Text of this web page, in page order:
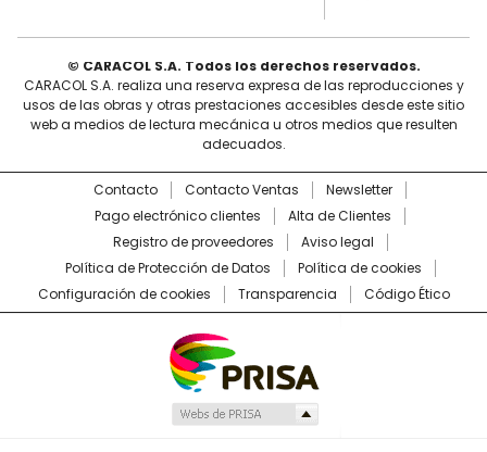
© CARACOL S.A. Todos los derechos reservados.
CARACOL S.A. realiza una reserva expresa de las reproducciones y
usos de las obras y otras prestaciones accesibles desde este sitio
web a medios de lectura mecánica u otros medios que resulten
adecuados.
Contacto Contacto Ventas
Newsletter
Pago electrónico clientes
Alta de Clientes
Registro de proveedores
Aviso legal
Política de Protección de Datos
Política de cookies
Configuración de cookies
Transparencia Código Ético